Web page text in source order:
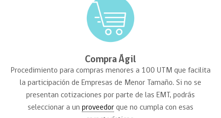
Compra Ágil
Procedimiento para compras menores a 100 UTM que facilita
la participación de Empresas de Menor Tamaño. Si no se
presentan cotizaciones por parte de las EMT, podrás
seleccionar a un proveedor que no cumpla con esas